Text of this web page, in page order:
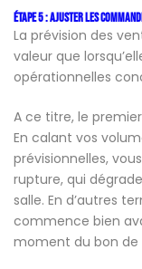
Étape 5 : Ajuster les
La prévision des
valeur que
opérationnelles
A ce titre, le
En calant vos
prévisionnelles,
rupture, qui
salle. En d’autres
commence bien
moment du bon